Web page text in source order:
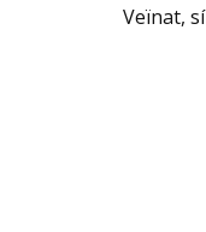
Veïnat, sí